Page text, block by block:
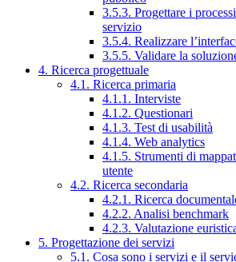
3.5.3. Progettare i
servizio
3.5.4. Realizzare
3.5.5. Validare la
4. Ricerca progettuale
4.1. Ricerca primaria
4.1.1. Interviste
4.1.2. Questionari
4.1.3. Test di usabilità
4.1.4. Web analytics
4.1.5. Strumenti di
utente
4.2. Ricerca secondaria
4.2.1. Ricerca
4.2.2. Analisi benchmark
4.2.3. Valutazione
5. Progettazione dei servizi
5.1. Cosa sono i servizi e il